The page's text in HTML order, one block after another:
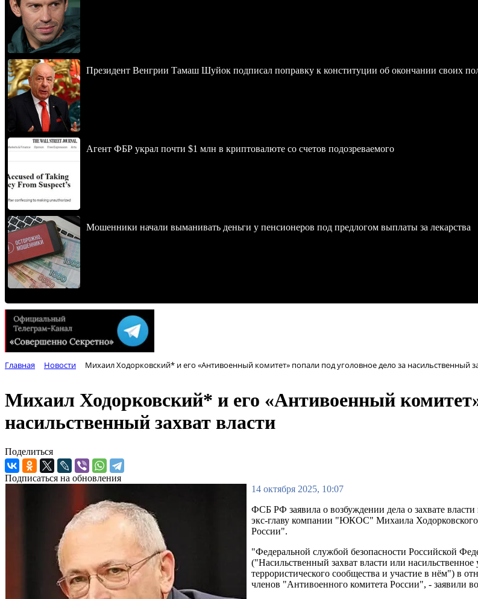
Президент Венгрии Тамаш Шуйок подписал поправку к конституции об окончании своих
Агент ФБР украл почти $1 млн в криптовалюте со счетов подозреваемого
Мошенники начали выманивать деньги у пенсионеров под предлогом выплаты за лекарства
Главная Новости Михаил Ходорковский* и его «Антивоенный комитет» попали под уголовное дело за насильственный
Михаил Ходорковский* и его «Антивоенный
насильственный захват власти
Поделиться
Подписаться на обновления
14 октября 2025, 10:07
ФСБ РФ заявила о возбуждении дела о захвате
экс-главу компании "ЮКОС" Михаила Ходорковского
России".
"Федеральной службой безопасности Российской
("Насильственный захват власти или
террористического сообщества и участие в нём")
членов "Антивоенного комитета России", - заявили